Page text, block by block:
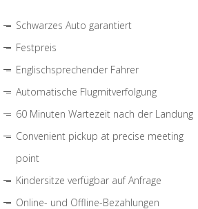
Schwarzes Auto garantiert
Festpreis
Englischsprechender Fahrer
Automatische Flugmitverfolgung
60 Minuten Wartezeit nach der Landung
Convenient pickup at precise meeting
point
Kindersitze verfügbar auf Anfrage
Online- und Offline-Bezahlungen